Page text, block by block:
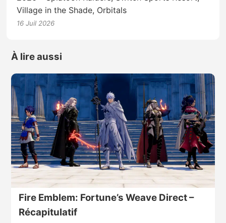
Village in the Shade, Orbitals
16 Juil 2026
À lire aussi
Fire Emblem: Fortune’s Weave Direct –
Récapitulatif